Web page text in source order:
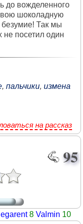
до вожделенного
шоколадную
Так мы
не посетил один
, пальчики, измена
на рассказ
95
8 Valmin 10